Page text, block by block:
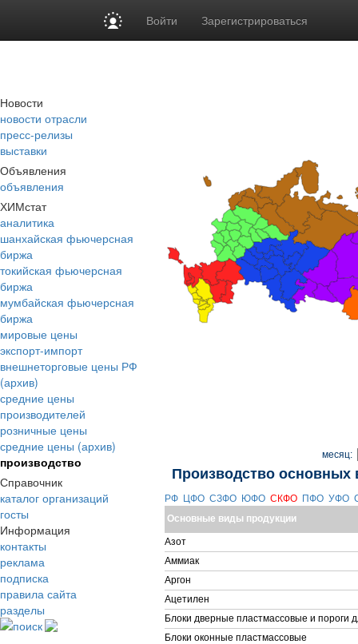
Войти Зарегистрироваться
Новости
новости отрасли
пресс-релизы
выставки
Объявления
объявления
ХИМстат
аналитика
шанхайская фьючерсная
биржа
токийская фьючерсная
биржа
мумбайская фьючерсная
биржа
мировые цены
экспорт-импорт
внешнеторговые цены РФ
(архив)
средние цены
производителей
розничные цены
средние цены (архив)
производство
Справочник
каталог организаций
госты
Информация
контакты
реклама
подписка
правила сайта
разделы
поиск
месяц:
Производство
РФ ЦФО СЗФО ЮФО СКФО ПФО УФО
Основные виды продукции
Азот
Аммиак
Аргон
Ацетилен
Блоки дверные пластмассовые и пороги
Блоки оконные пластмассовые